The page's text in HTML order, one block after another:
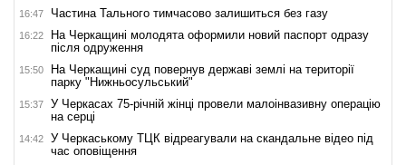
16:47 Частина Тального тимчасово залишиться без газу
16:22
На Черкащині молодята оформили новий паспорт одразу
після одруження
15:50
На Черкащині суд повернув державі землі на території
парку "Нижньосульський"
15:37
У Черкасах 75-річній жінці провели малоінвазивну операцію
на серці
14:42
У Черкаському ТЦК відреагували на скандальне відео під
час оповіщення